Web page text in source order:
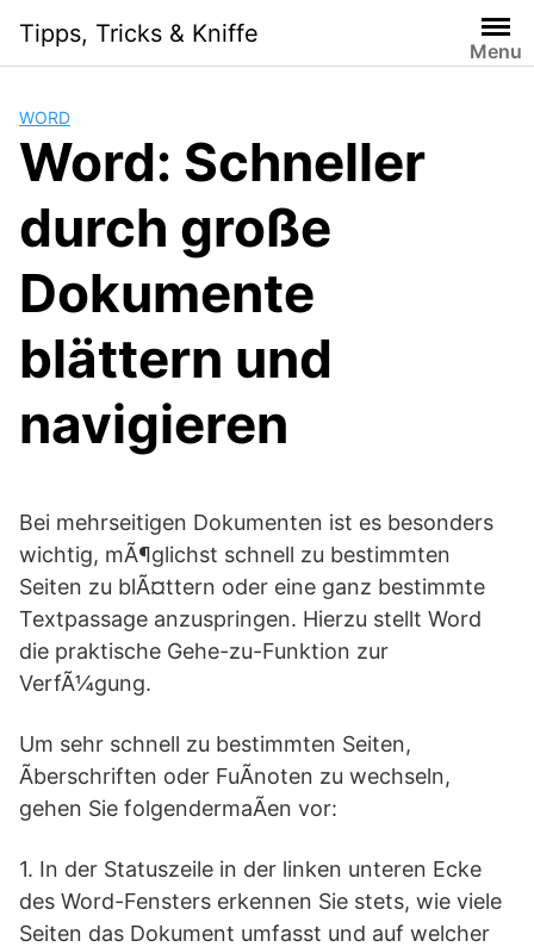
content
Tipps, Tricks & Kniffe
Menu
WORD
Word: Schneller
durch große
Dokumente
blättern und
navigieren
Bei mehrseitigen Dokumenten ist es besonders
wichtig, mÃ¶glichst schnell zu bestimmten
Seiten zu blÃ¤ttern oder eine ganz bestimmte
Textpassage anzuspringen. Hierzu stellt Word
die praktische Gehe-zu-Funktion zur
VerfÃ¼gung.
Um sehr schnell zu bestimmten Seiten,
Ãberschriften oder FuÃnoten zu wechseln,
gehen Sie folgendermaÃen vor:
1. In der Statuszeile in der linken unteren Ecke
des Word-Fensters erkennen Sie stets, wie viele
Seiten das Dokument umfasst und auf welcher